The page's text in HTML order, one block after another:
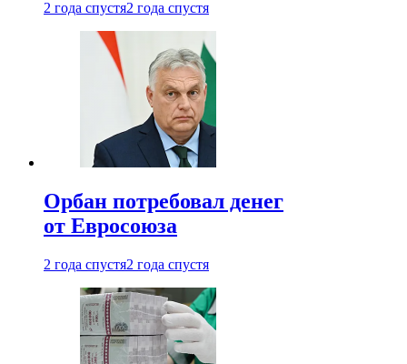
2 года спустя2 года спустя
Орбан потребовал денег
от Евросоюза
2 года спустя2 года спустя